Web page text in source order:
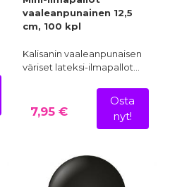
vaaleanpunainen 12,5
cm, 100 kpl
Kalisanin vaaleanpunaisen
väriset lateksi-ilmapallot…
7,95 €
Osta
nyt!